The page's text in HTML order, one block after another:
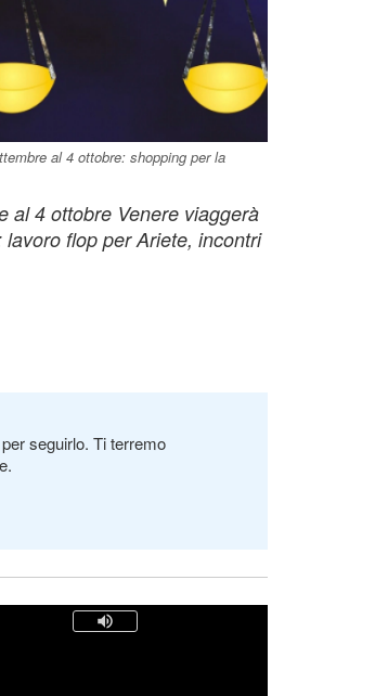
al 4 ottobre: shopping per la
al 4 ottobre Venere viaggerà
flop per Ariete, incontri
seguirlo. Ti terremo